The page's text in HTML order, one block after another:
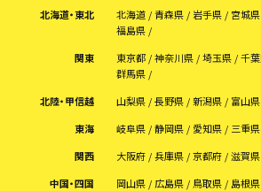
北海道・東北 北海道 青森県 岩手県 宮城県
福島県
関東
東京都 神奈川県 埼玉県 千
群馬県
北陸・甲信越
山梨県 長野県 新潟県 富山県
東海
岐阜県 静岡県 愛知県
三重県
関西
大阪府 兵庫県 京都府 滋賀県
中国・四国
岡山県 広島県 鳥取県 島根県